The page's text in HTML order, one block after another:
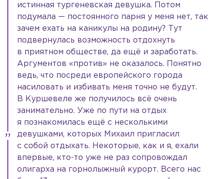
истинная тургеневская девушка. Потом
подумала — постоянного парня у меня нет, так
зачем ехать на каникулы на родину? Тут
подвернулась возможность отдохнуть
в приятном обществе, да ещё и заработать.
Аргументов «против» не оказалось. Понятно
ведь, что посреди европейского города
насиловать и избивать меня точно не будут.
В Куршевеле же получилось всё очень
занимательно. Уже по пути на отдых
я познакомилась ещё с несколькими
девушками, которых Михаил пригласил
с собой отдыхать. Некоторые, как и я, ехали
впервые, кто-то уже не раз сопровождал
олигарха на горнолыжный курорт. Всего нас